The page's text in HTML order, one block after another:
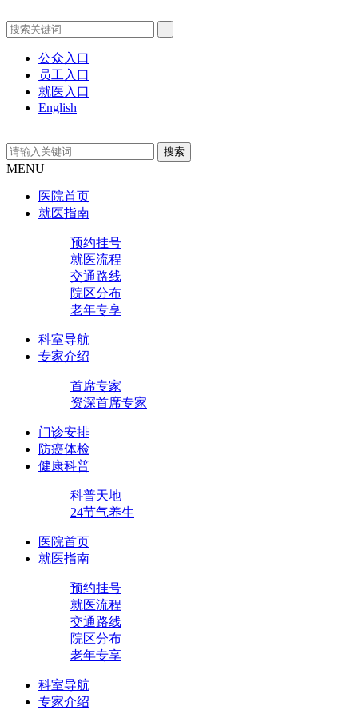
公众入口
员工入口
就医入口
English
MENU
医院首页
就医指南
预约挂号
就医流程
交通路线
院区分布
老年专享
科室导航
专家介绍
首席专家
资深首席专家
门诊安排
防癌体检
健康科普
科普天地
24节气养生
医院首页
就医指南
预约挂号
就医流程
交通路线
院区分布
老年专享
科室导航
专家介绍